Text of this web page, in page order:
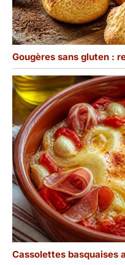
Gougères sans gluten :
Cassolettes basquaises